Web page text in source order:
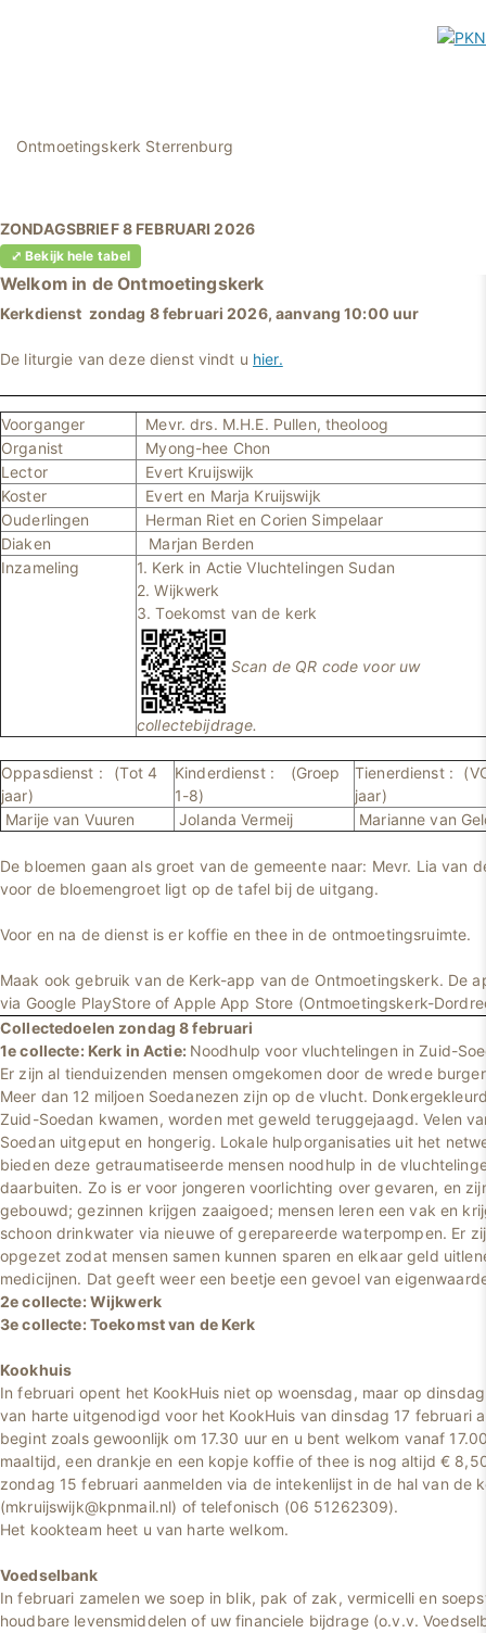
Ontmoetingskerk Sterrenburg
ZONDAGSBRIEF 8 FEBRUARI 2026
⤢ Bekijk hele tabel
Welkom in de Ontmoetingskerk
Kerkdienst zondag 8 februari 2026, aanvang 10:00 uur
De liturgie van deze dienst vindt u hier.
Voorganger
Mevr. drs. M.H.E. Pullen, theoloog
Organist
Myong-hee Chon
Lector
Evert Kruijswijk
Koster
Evert en Marja Kruijswijk
Ouderlingen
Herman Riet en Corien Simpelaar
Diaken
Marjan Berden
Inzameling
1. Kerk in Actie Vluchtelingen Sudan
2. Wijkwerk
3. Toekomst van de kerk
Scan de QR code voor uw
collectebijdrage.
Oppasdienst :
(Tot 4
jaar)
Kinderdienst :
(Groep
1-8)
Tienerdienst :
jaar)
Marije van Vuuren
Jolanda Vermeij Marianne van
De bloemen gaan als groet van de gemeente naar: Mevr. Lia van
voor de bloemengroet ligt op de tafel bij de uitgang.
Voor en na de dienst is er koffie en thee in de ontmoetingsruimte.
Maak ook gebruik van de Kerk-app van de Ontmoetingskerk. De
via Google PlayStore of Apple App Store (Ontmoetingskerk-
Collectedoelen zondag 8 februari
1e collecte: Kerk in Actie: Noodhulp voor vluchtelingen in Zuid-
Er zijn al tienduizenden mensen omgekomen door de wrede
Meer dan 12 miljoen Soedanezen zijn op de vlucht.
Zuid-Soedan kwamen, worden met geweld teruggejaagd. Velen
Soedan uitgeput en hongerig. Lokale hulporganisaties uit het
bieden deze getraumatiseerde mensen noodhulp in de
daarbuiten. Zo is er voor jongeren voorlichting over gevaren, en
gebouwd; gezinnen krijgen zaaigoed; mensen leren een vak en
schoon drinkwater via nieuwe of gerepareerde waterpompen. Er
opgezet zodat mensen samen kunnen sparen en elkaar geld
medicijnen. Dat geeft weer een beetje een gevoel van
2e collecte: Wijkwerk
3e collecte: Toekomst van de Kerk
Kookhuis
In februari opent het KookHuis niet op woensdag, maar op
van harte uitgenodigd voor het KookHuis van dinsdag 17 februari
begint zoals gewoonlijk om 17.30 uur en u bent welkom vanaf
maaltijd, een drankje en een kopje koffie of thee is nog altijd €
zondag 15 februari aanmelden via de intekenlijst in de hal van de
(mkruijswijk@kpnmail.nl) of telefonisch (06 51262309).
Het kookteam heet u van harte welkom.
Voedselbank
In februari zamelen we soep in blik, pak of zak, vermicelli en
houdbare levensmiddelen of uw financiele bijdrage (o.v.v.